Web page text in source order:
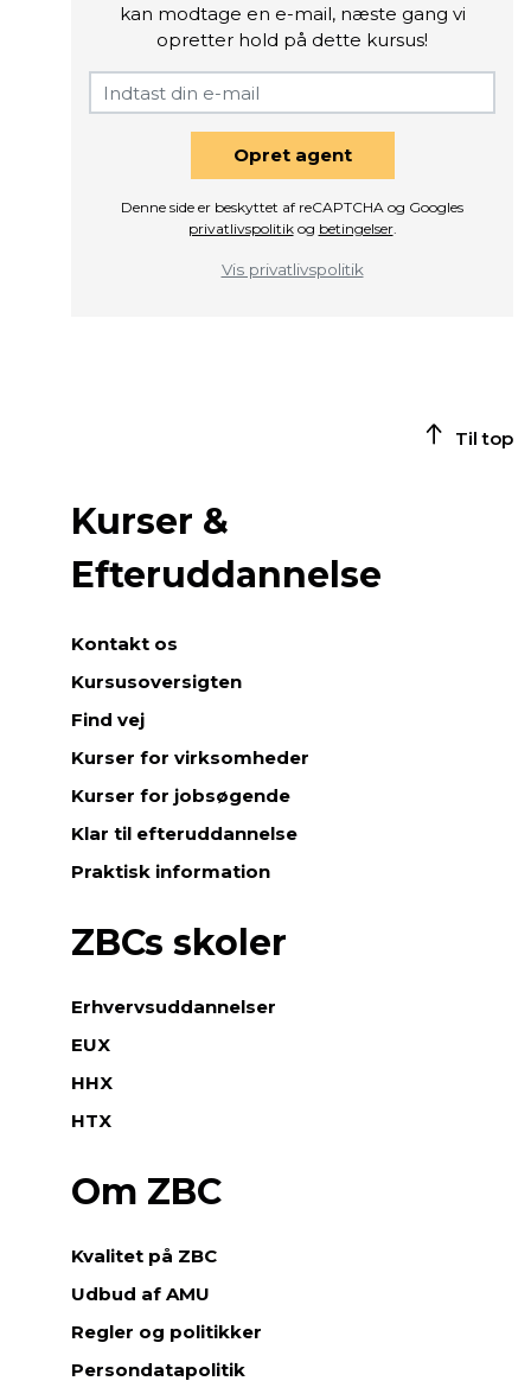
kan modtage en e-mail, næste gang vi
opretter hold på dette kursus!
Opret agent
Denne side er beskyttet af reCAPTCHA og Googles
privatlivspolitikog betingelser.
Vis privatlivspolitik
Til top
Kurser &
Efteruddannelse
Kontakt os
Kursusoversigten
Find vej
Kurser for virksomheder
Kurser for jobsøgende
Klar til efteruddannelse
Praktisk information
ZBCs skoler
Erhvervsuddannelser
EUX
HHX
HTX
Om ZBC
Kvalitet på ZBC
Udbud af AMU
Regler og politikker
Persondatapolitik